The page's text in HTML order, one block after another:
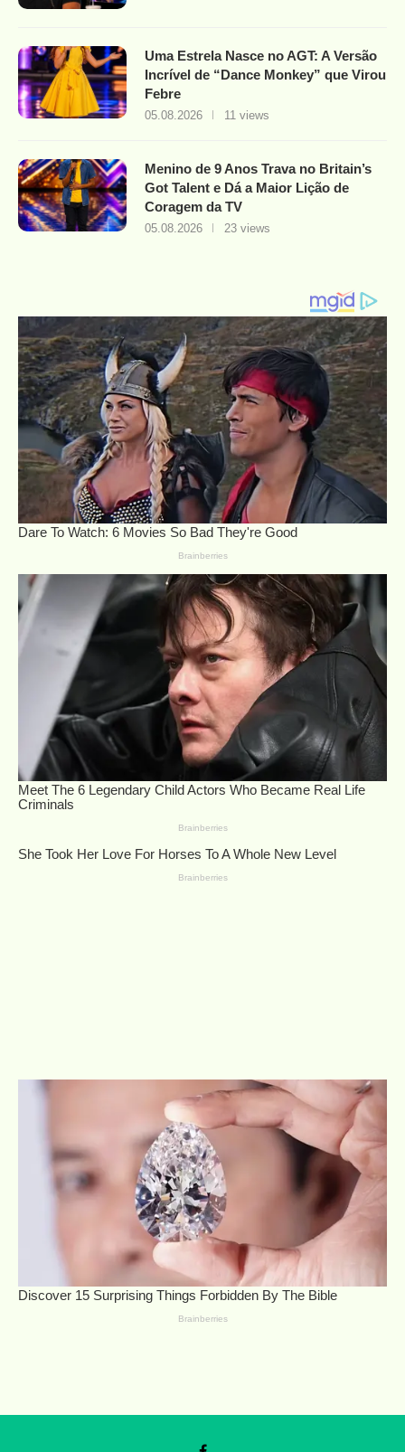
Uma Estrela Nasce no AGT: A Versão
Incrível de “Dance Monkey” que Virou
Febre
05.08.2026 11 views
Menino de 9 Anos Trava no Britain’s
Got Talent e Dá a Maior Lição de
Coragem da TV
05.08.2026 23 views